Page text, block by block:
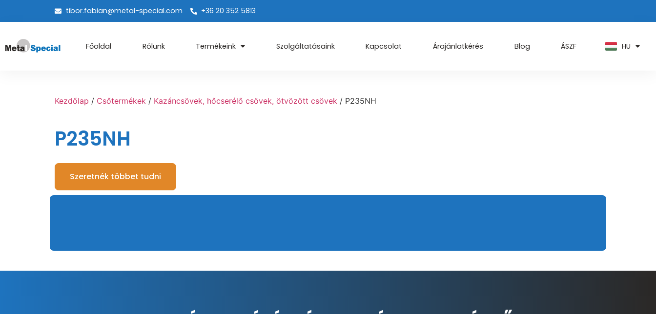
tibor.fabian@metal-special.com +36 20 352 5813
Főoldal Rólunk Termékeink Szolgáltatásaink Kapcsolat Árajánlatkérés Blog ÁSZF HU
AR
Kezdőlap / Csőtermékek / Kazáncsövek, hőcserélő csövek, ötvözött csövek / P235NH
P235NH
Szeretnék többet tudni